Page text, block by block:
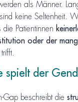
als Männer.
keine Seltenheit.
Patientinnen
oder der
trifft.
spielt der
Gap beschreibt die